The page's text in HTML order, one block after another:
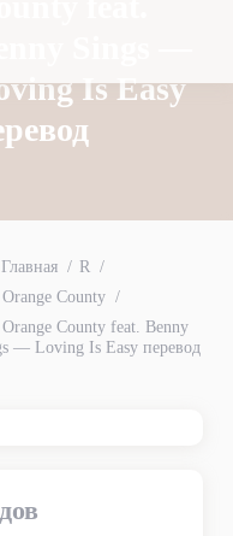
Is Easy
Главная
R
Orange County
Orange County feat. Benny
— Loving Is Easy перевод